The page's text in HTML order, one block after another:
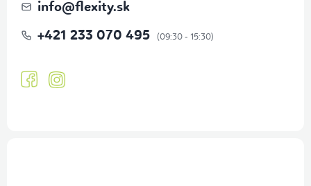
info@flexity.sk
+421 233 070 495